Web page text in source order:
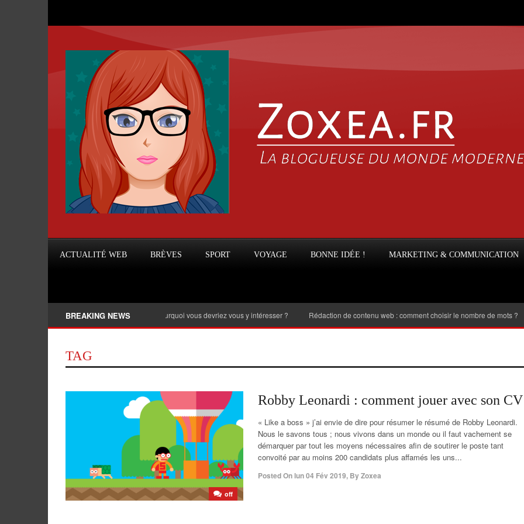
ACTUALITÉ WEB BRÈVES SPORT VOYAGE BONNE IDÉE ! MARKETING & COMMUNICATION
BREAKING NEWS
Banque privée, qu’est-ce que c’est et pourquoi vous devriez vous y intéresser ? Rédaction de contenu web : comment choisir le nombre de mots ?
TAG
off
Robby Leonardi : comment jouer avec son CV
« Like a boss » j’ai envie de dire pour résumer le résumé de Robby Leonardi.
Nous le savons tous ; nous vivons dans un monde ou il faut vachement se
démarquer par tout les moyens nécessaires afin de soutirer le poste tant
convoité par au moins 200 candidats plus affamés les uns...
Posted On lun 04 Fév 2019, ByZoxea